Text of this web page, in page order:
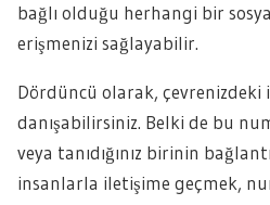
bağlı olduğu herhangi bir
erişmenizi sağlayabilir.
Dördüncü olarak, çevrenizdeki
danışabilirsiniz. Belki de bu
veya tanıdığınız birinin
insanlarla iletişime geçmek,